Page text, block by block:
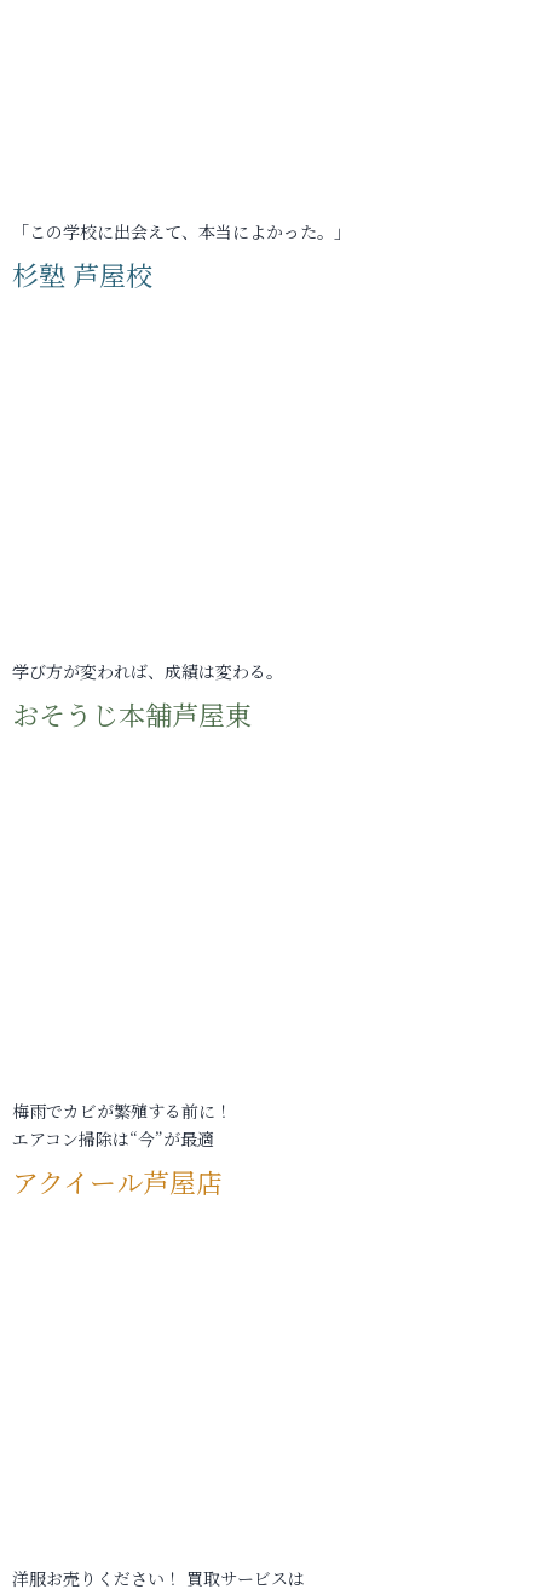
「この学校に出会えて、本当によかった。」
杉塾 芦屋校
学び方が変われば、成績は変わる。
おそうじ本舗芦屋東
梅雨でカビが繁殖する前に！
エアコン掃除は“今”が最適
アクイール芦屋店
洋服お売りください！ 買取サービスは